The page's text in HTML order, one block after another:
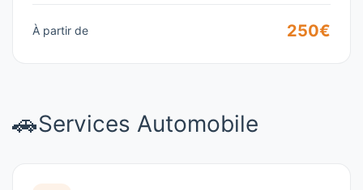
À partir de 250€
🚗Services Automobile